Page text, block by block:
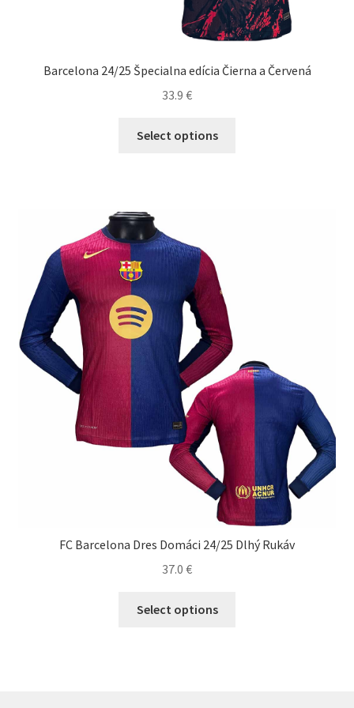
Barcelona 24/25 Špecialna edícia Čierna a Červená
33.9 €
Select options
FC Barcelona Dres Domáci 24/25 Dlhý Rukáv
37.0 €
Select options